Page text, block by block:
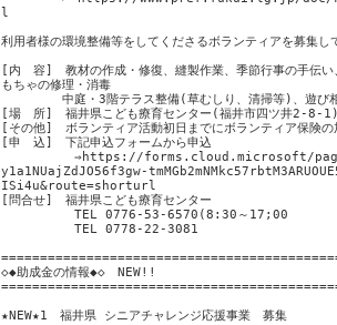
l
利用者様の環境整備等をしてくださるボランティアを募集し
[内 容] 教材の作成・修復、縫製作業、季節行事の手伝い
もちゃの修理・消毒
中庭・3階テラス整備(草むしり、清掃等)、遊び相
[場 所] 福井県こども療育センター(福井市四ツ井2-8-
[その他] ボランティア活動初日までにボランティ
[申 込] 下記申込フォームから申込
⇒https://forms.cloud.microsoft/pages/
y1a1NUajZdJO56f3gw-
ISi4u&route=shorturl
[問合せ] 福井県こども療育センター
TEL 0776-53-6570(8:30～17;00
TEL 0778-22-3081
◇◆助成金の情報◆◇ NEW!!
★NEW★1 福井県 シニアチャレンジ応援事業 募集